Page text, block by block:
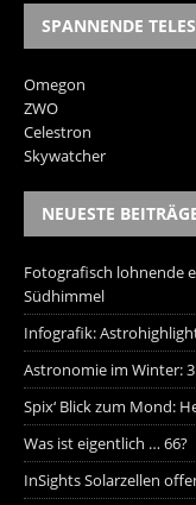
SPANNENDE
Omegon
ZWO
Celestron
Skywatcher
NEUESTE
Fotografisch lohnende
Südhimmel
Infografik:
Astronomie im Winter:
Spix‘ Blick zum Mond:
Was ist eigentlich … 66?
InSights Solarzellen